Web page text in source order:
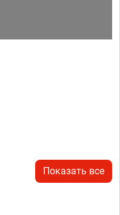
Показать все